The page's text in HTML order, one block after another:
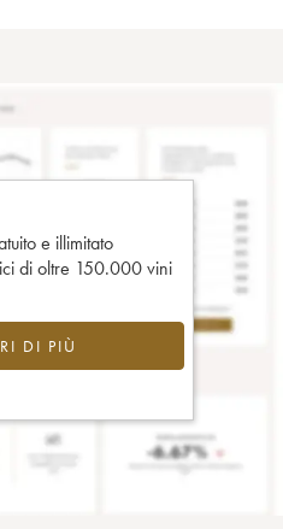
e illimitato
di oltre 150.000 vini
DI PIÙ